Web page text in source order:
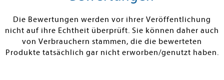
Die Bewertungen werden vor ihrer Veröffentlichung
nicht auf ihre Echtheit überprüft. Sie können daher auch
von Verbrauchern stammen, die die bewerteten
Produkte tatsächlich gar nicht erworben/genutzt haben.